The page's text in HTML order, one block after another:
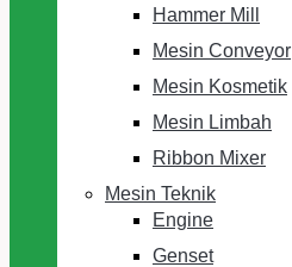
Hammer Mill
Mesin Conveyor
Mesin Kosmetik
Mesin Limbah
Ribbon Mixer
Mesin Teknik
Engine
Genset